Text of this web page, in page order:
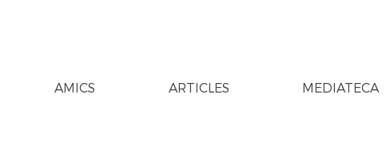
AMICS ARTICLES MEDIATECA